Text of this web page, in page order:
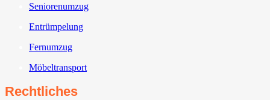
Seniorenumzug
Entrümpelung
Fernumzug
Möbeltransport
Rechtliches